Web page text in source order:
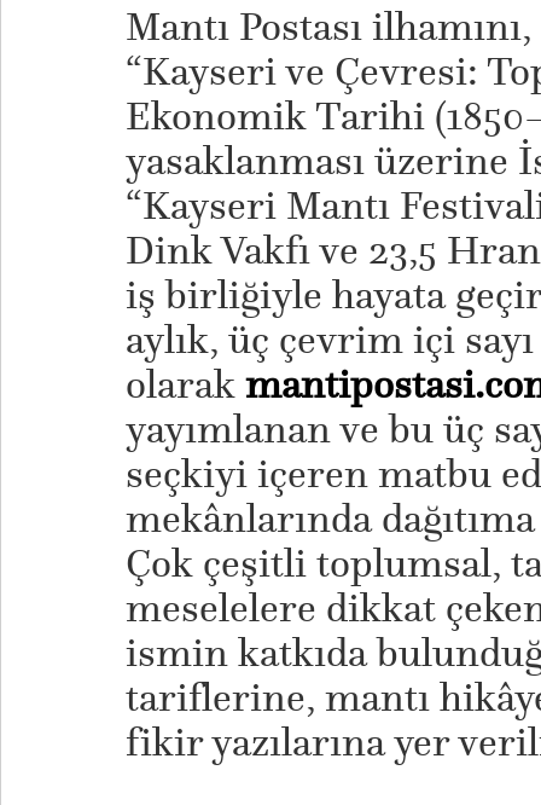
Mantı Postası
“Kayseri ve Çevresi:
Ekonomik Tarihi
yasaklanması üzerine
“Kayseri Mantı
Dink Vakfı ve 23,5
iş birliğiyle hayata
aylık, üç çevrim içi sayı
olarak
yayımlanan ve bu üç
seçkiyi içeren matbu
mekânlarında
Çok çeşitli toplumsal,
meselelere dikkat
ismin katkıda
tariflerine, mantı
fikir yazılarına yer